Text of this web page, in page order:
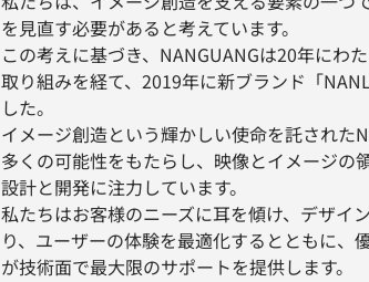
を見直す必要があると考えています。
この考えに基づき、NANGUANGは20年にわ
取り組みを経て、2019年に新ブランド「
した。
イメージ創造という輝かしい使命を託された
多くの可能性をもたらし、映像とイメージの
設計と開発に注力しています。
私たちはお客様のニーズに耳を傾け、デザイ
り、ユーザーの体験を最適化するとともに、
が技術面で最大限のサポートを提供します。